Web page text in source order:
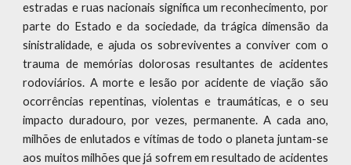
estradas e ruas nacionais significa um reconhecimento, por
parte do Estado e da sociedade, da trágica dimensão da
sinistralidade, e ajuda os sobreviventes a conviver com o
trauma de memórias dolorosas resultantes de acidentes
rodoviários. A morte e lesão por acidente de viação são
ocorrências repentinas, violentas e traumáticas, e o seu
impacto duradouro, por vezes, permanente. A cada ano,
milhões de enlutados e vítimas de todo o planeta juntam-se
aos muitos milhões que já sofrem em resultado de acidentes